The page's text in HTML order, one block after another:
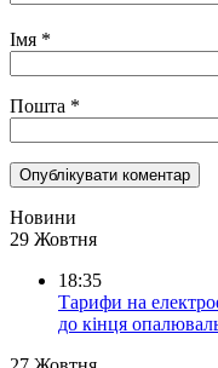
Імя *
Пошта *
Новини
29 Жовтня
18:35
Тарифи на
до кінця